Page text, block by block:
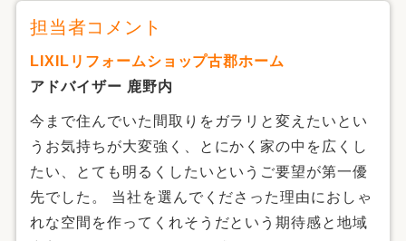
担当者コメント
LIXILリフォームショップ古郡ホーム
アドバイザー 鹿野内
今まで住んでいた間取りをガラリと変えたいとい
うお気持ちが大変強く、とにかく家の中を広くし
たい、とても明るくしたいというご要望が第一優
先でした。 当社を選んでくださった理由におしゃ
れな空間を作ってくれそうだという期待感と地域